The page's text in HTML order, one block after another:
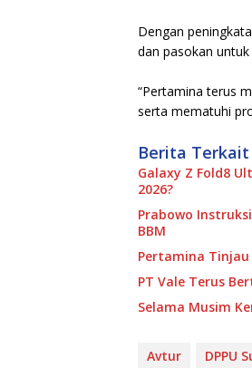
Dengan
dan pasokan
“Pertamina terus
serta mematuhi
Berita Terkait
Galaxy Z Fold8
2026?
Prabowo
BBM
Pertamina Tinjau
PT Vale Terus
Selama Musim
Avtur DPPU